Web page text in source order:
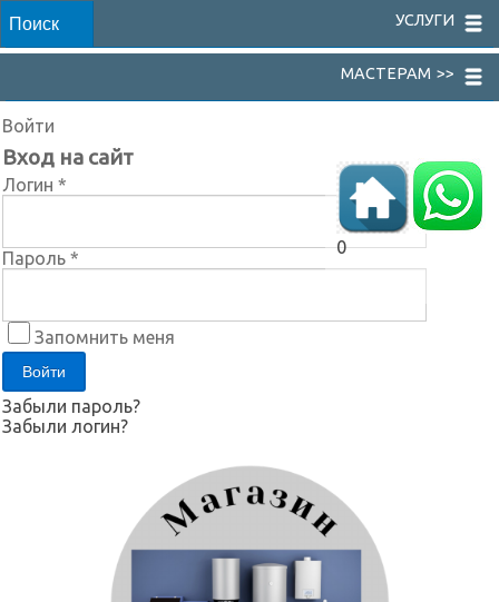
УСЛУГИ
МАСТЕРАМ >>
0
Войти
Вход на сайт
Логин *
Пароль *
Запомнить меня
Забыли пароль?
Забыли логин?